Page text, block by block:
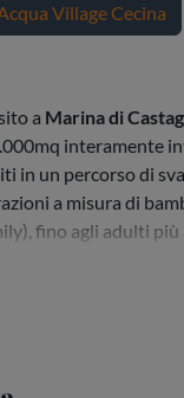
Village Cecina
a Marina di
interamente
in un percorso di
a misura di
fino agli adulti
Adrenaline). Il